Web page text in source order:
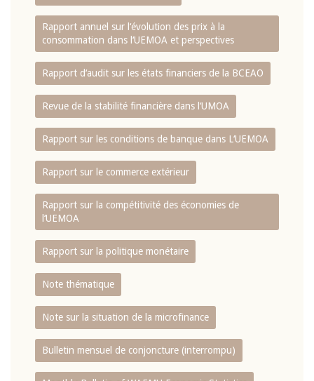
Rapport annuel sur l‘évolution des prix à la
consommation dans l‘UEMOA et perspectives
Rapport d‘audit sur les états financiers de la BCEAO
Revue de la stabilité financière dans l‘UMOA
Rapport sur les conditions de banque dans L‘UEMOA
Rapport sur le commerce extérieur
Rapport sur la compétitivité des économies de
l‘UEMOA
Rapport sur la politique monétaire
Note thématique
Note sur la situation de la microfinance
Bulletin mensuel de conjoncture (interrompu)